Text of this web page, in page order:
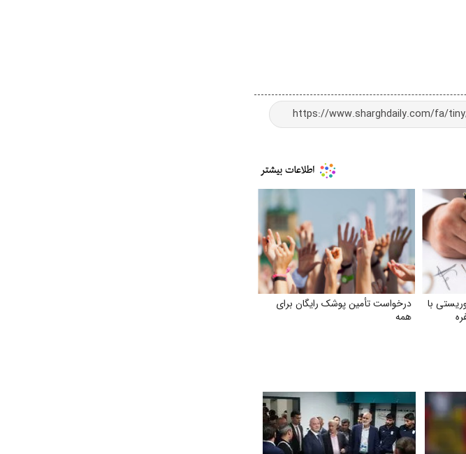
با
درخواست تأمین پوشک رایگان برای
همه